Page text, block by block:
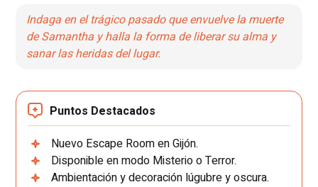
Indaga en el trágico pasado que envuelve la muerte
de Samantha y halla la forma de liberar su alma y
sanar las heridas del lugar.
Puntos Destacados
Nuevo Escape Room en Gijón.
Disponible en modo Misterio o Terror.
Ambientación y decoración lúgubre y oscura.